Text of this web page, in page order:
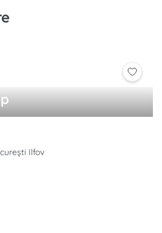
Ilfov